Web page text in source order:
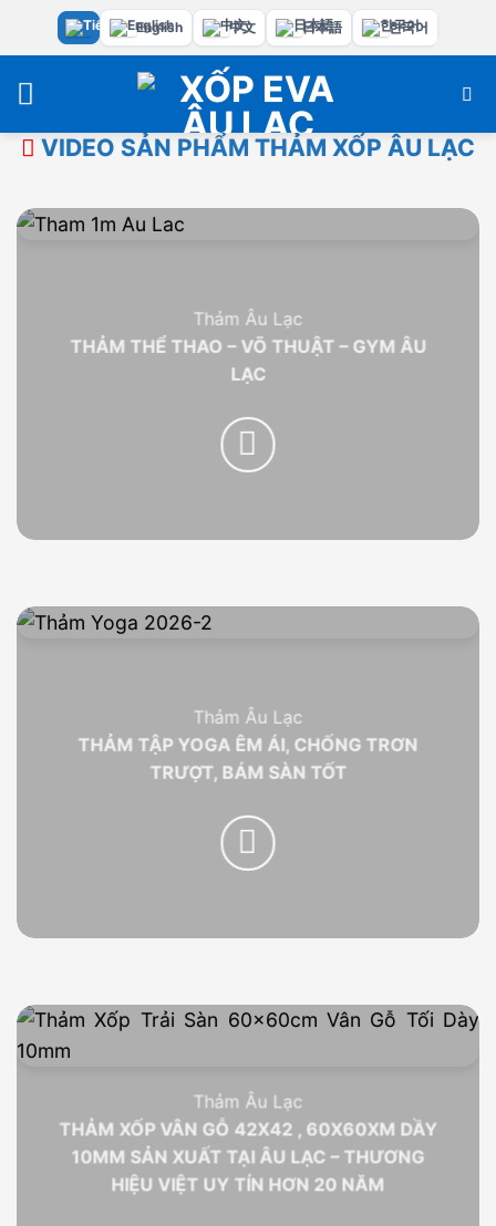
dung
English 中文 日本語 한국어
VIDEO SẢN PHẨM THẢM XỐP ÂU LẠC
Thảm Âu Lạc
THẢM THỂ THAO – VÕ THUẬT – GYM ÂU
LẠC
Thảm Âu Lạc
THẢM TẬP YOGA ÊM ÁI, CHỐNG TRƠN
TRƯỢT, BÁM SÀN TỐT
Thảm Âu Lạc
THẢM XỐP VÂN GỖ 42X42 , 60X60XM DẦY
10MM SẢN XUẤT TẠI ÂU LẠC – THƯƠNG
HIỆU VIỆT UY TÍN HƠN 20 NĂM